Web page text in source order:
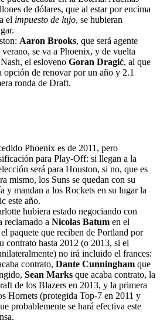
de dólares, que al estar por encima
el impuesto de lujo, se hubieran
Aaron Brooks, que será agente
se va a Phoenix, y de vuelta
el esloveno Goran Dragić, al que
opción de renovar por un año y 2.1
ronda de Draft.
Phoenix es de 2011, pero
para Play-Off: si llegan a la
será para Houston, si no, que es
mismo, los Suns se quedan con su
y mandan a los Rockets en su lugar la
este año.
hubiera estado negociando con
reclamado a Nicolas Batum en el
paquete que reciben de Portland por
contrato hasta 2012 (o 2013, si el
no irá incluido el frances:
contrato, Dante Cunningham que
Sean Marks que acaba contrato, la
de los Blazers en 2013, y la primera
Hornets (protegida Top-7 en 2011 y
probablemente se hará efectiva este